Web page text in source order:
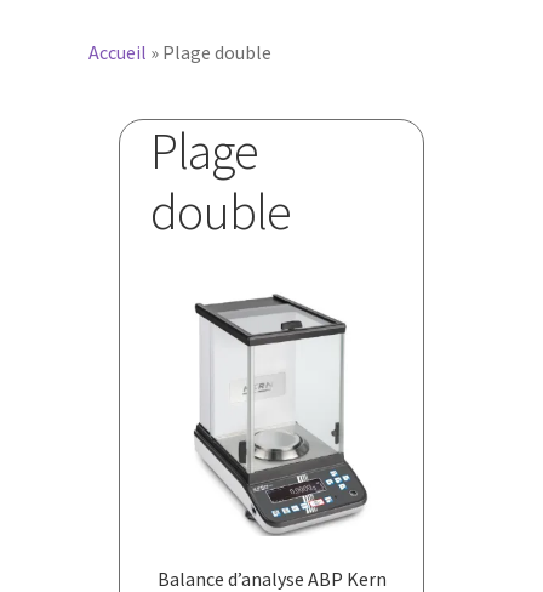
Accueil » Plage double
Plage
double
Balance d’analyse ABP Kern